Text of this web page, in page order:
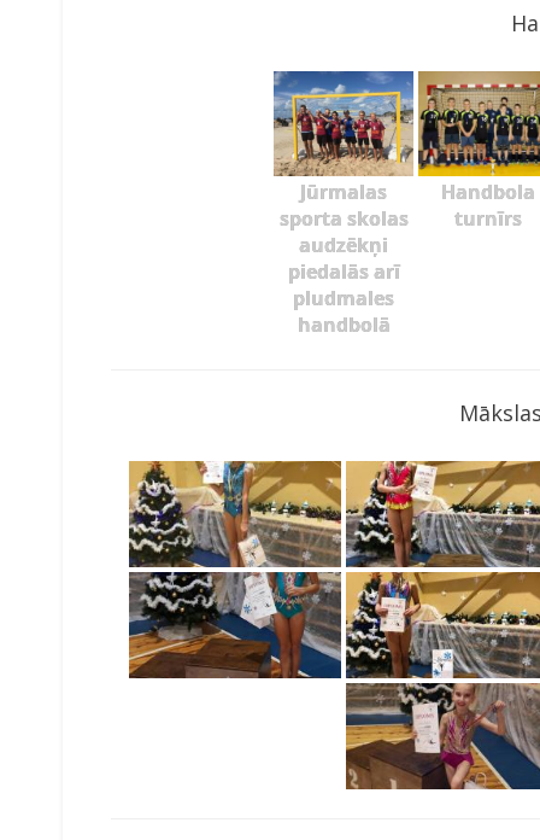
Jūrmalas
sporta skolas
audzēkņi
piedalās arī
pludmales
handbolā
Handbola
turnīrs